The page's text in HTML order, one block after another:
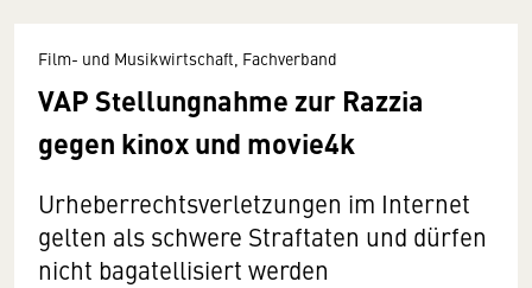
Film- und Musikwirtschaft, Fachverband
VAP Stellungnahme zur Razzia
gegen kinox und movie4k
Urheberrechtsverletzungen im Internet
gelten als schwere Straftaten und dürfen
nicht bagatellisiert werden